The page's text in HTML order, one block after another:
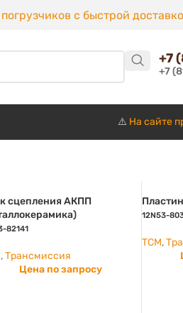
с быстрой
+7
+7
⚠️ На сайте
сцепления АКПП
82141
,Трансмиссия
Цена по запросу
12N53-
TCM,